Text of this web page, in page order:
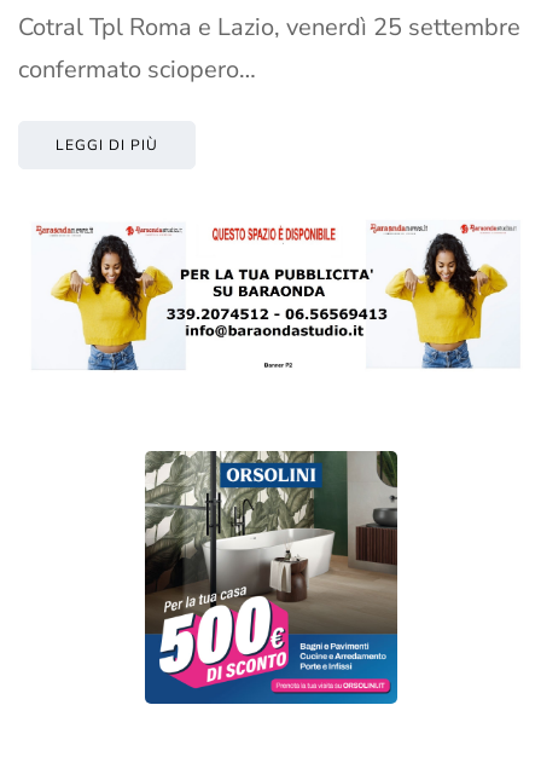
Cotral Tpl Roma e Lazio, venerdì 25 settembre
confermato sciopero…
LEGGI DI PIÙ